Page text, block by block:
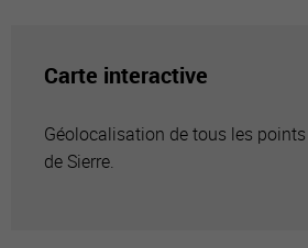
Carte interactive
Géolocalisation de tous les
de Sierre.